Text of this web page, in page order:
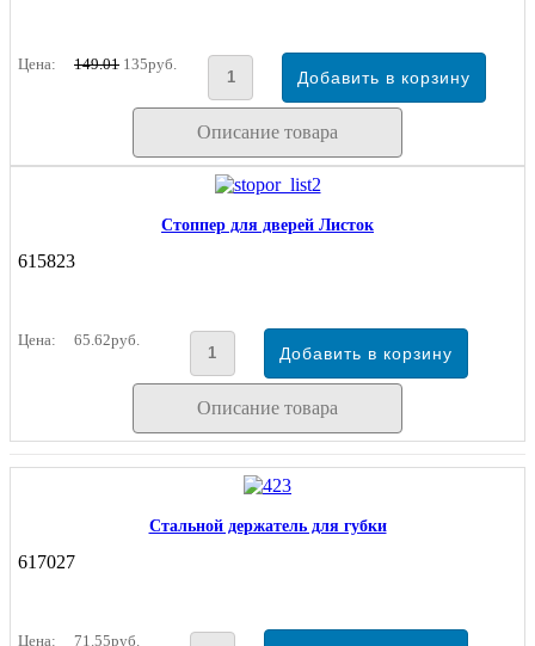
Цена: 149.01 135руб.
Описание товара
Стоппер для дверей Листок
615823
Цена: 65.62руб.
Описание товара
Стальной держатель для губки
617027
Цена: 71.55руб.